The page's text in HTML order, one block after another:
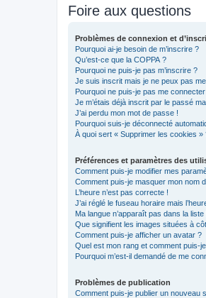
Foire aux questions
Problèmes de connexion et
Pourquoi ai-je besoin de m’inscrire ?
Qu’est-ce que la COPPA ?
Pourquoi ne puis-je pas m’inscrire ?
Je suis inscrit mais je ne peux pas
Pourquoi ne puis-je pas me
Je m’étais déjà inscrit par le passé
J’ai perdu mon mot de passe !
Pourquoi suis-je déconnecté
À quoi sert « Supprimer les cookies »
Préférences et paramètres des
Comment puis-je modifier mes
Comment puis-je masquer mon nom
L’heure n’est pas correcte !
J’ai réglé le fuseau horaire mais
Ma langue n’apparaît pas dans la liste
Que signifient les images situées à
Comment puis-je afficher un avatar ?
Quel est mon rang et comment puis-
Pourquoi m’est-il demandé de me
Problèmes de publication
Comment puis-je publier un nouveau